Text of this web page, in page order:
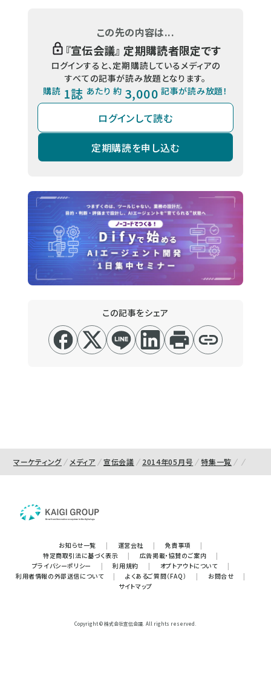
この先の内容は...
『宣伝会議』 定期購読者限定です
ログインすると、定期購読しているメディアの
すべての記事が読み放題となります。
購読 1誌 あたり 約 3,000 記事が読み放題！
ログインして読む
定期購読を申し込む
この記事をシェア
マーケティング メディア 宣伝会議 2014年05月号 特集一覧
お知らせ一覧 | 運営会社 | 免責事項
|
特定商取引法に基づく表示
| 広告掲載・協賛のご案内
|
プライバシーポリシー
| 利用規約 | オプトアウトについて
|
利用者情報の外部送信について
| よくあるご質問（FAQ） | お問合せ
|
サイトマップ
Copyright © 株式会社宣伝会議. All rights reserved.